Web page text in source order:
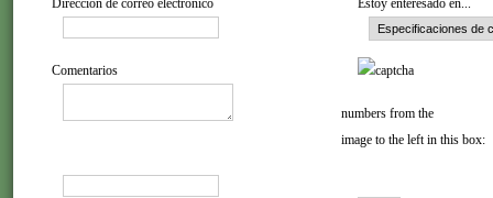
Direccion de correo electronico Estoy enteresado en...
Comentarios
numbers from the
image to the left in this box: